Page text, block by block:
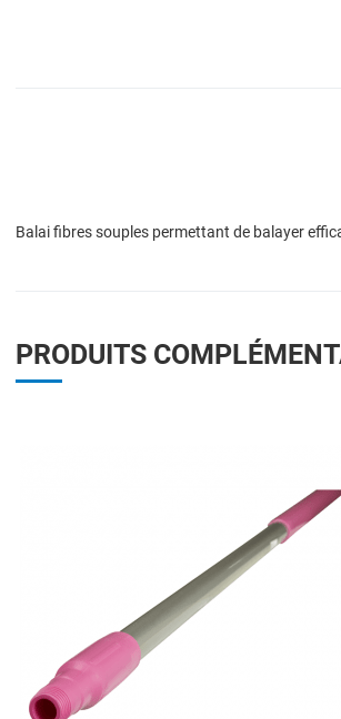
Balai fibres souples permettant de balayer
PRODUITS